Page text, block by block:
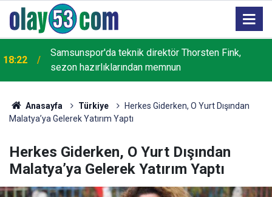
17:59
Cumhurbaşkanlığı YİK Üyesi İsmail Kahraman,
Rize'de Recep Tayyip Erdoğan Camisi inşaatını
inceledi
Anasayfa Türkiye
Herkes Giderken, O Yurt Dışından
Malatya’ya Gelerek Yatırım Yaptı
Herkes Giderken, O Yurt Dışından
Malatya’ya Gelerek Yatırım Yaptı